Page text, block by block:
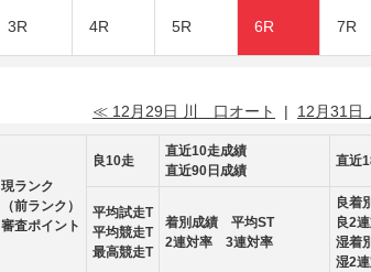
3R 4R 5R 6R 7R
≪ 12月29日 川 口オート | 12月31
現ランク
（前ランク）
審査ポイント
良10走
直近10走成績
直近90日成績
直近
平均試走T
平均競走T
最高競走T
着別成績 平均ST
2連対率 3連対率
良着
良2
湿着
湿2